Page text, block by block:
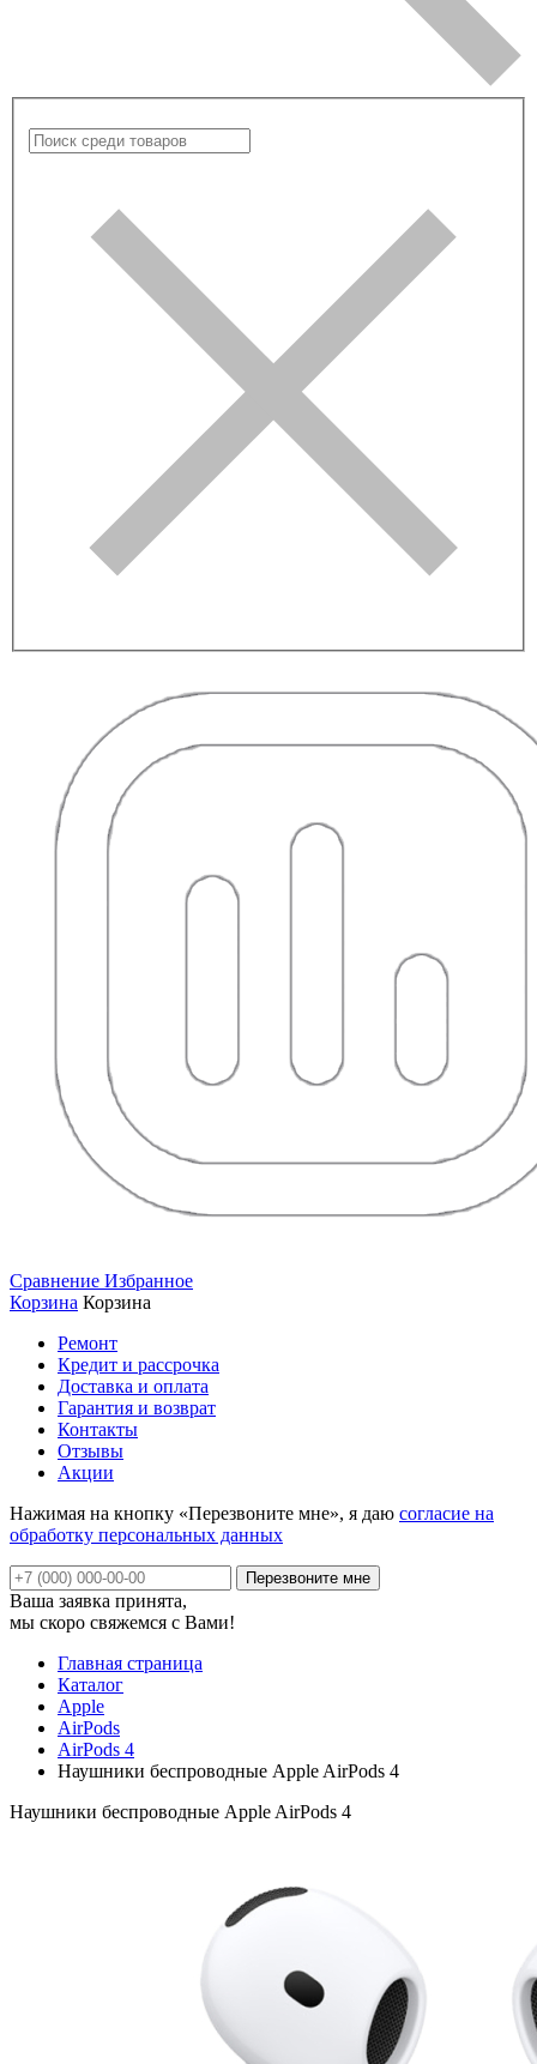
Сравнение Избранное
Корзина Корзина
Ремонт
Кредит и рассрочка
Доставка и оплата
Гарантия и возврат
Контакты
Отзывы
Акции
Нажимая на кнопку «Перезвоните мне», я даю согласие на
обработку персональных данных
Ваша заявка принята,
мы скоро свяжемся с Вами!
Главная страница
Каталог
Apple
AirPods
AirPods 4
Наушники беспроводные Apple AirPods 4
Наушники беспроводные Apple AirPods 4